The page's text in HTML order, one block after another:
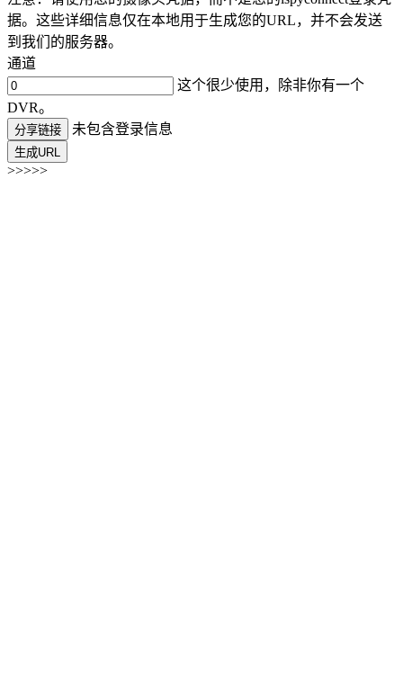
据。这些详细信息仅在本地用于生成您的URL，并不会发送
到我们的服务器。
通道
这个很少使用，除非你有一个
DVR。
分享链接 未包含登录信息
生成URL
>>>>>